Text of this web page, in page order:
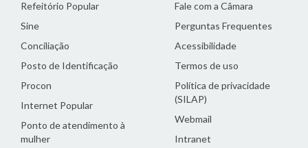
Refeitório Popular
Sine
Conciliação
Posto de Identificação
Procon
Internet Popular
Ponto de atendimento à
mulher
Fale com a Câmara
Perguntas Frequentes
Acessibilidade
Termos de uso
Política de privacidade
(SILAP)
Webmail
Intranet